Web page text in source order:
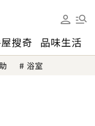
搜奇 品味生活
浴室